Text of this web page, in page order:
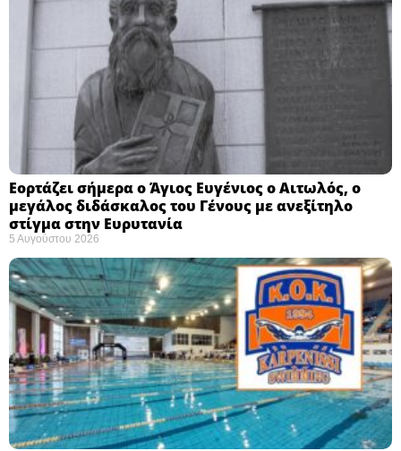
Εορτάζει σήμερα ο Άγιος Ευγένιος ο Αιτωλός, ο
μεγάλος διδάσκαλος του Γένους με ανεξίτηλο
στίγμα στην Ευρυτανία
5 Αυγούστου 2026